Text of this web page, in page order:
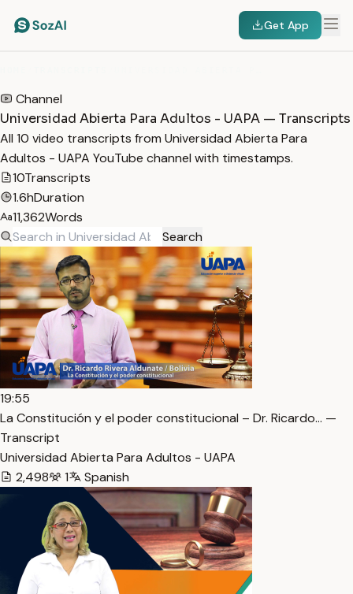
Get App
Channel
Universidad Abierta Para Adultos - UAPA — Transcripts
All 10 video transcripts from Universidad Abierta Para
Adultos - UAPA YouTube channel with timestamps.
10Transcripts
1.6hDuration
11,362Words
Search
19:55
La Constitución y el poder constitucional – Dr. Ricardo… —
Transcript
Universidad Abierta Para Adultos - UAPA
2,498
1 Spanish